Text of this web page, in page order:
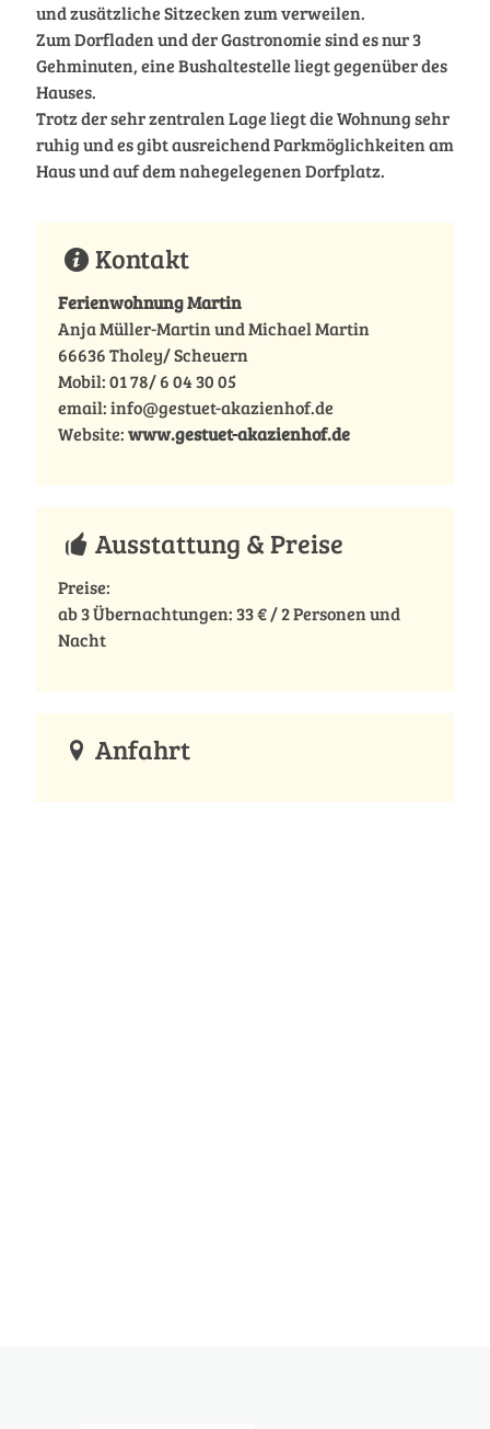
und zusätzliche Sitzecken zum verweilen.
Zum Dorfladen und der Gastronomie sind es nur 3
Gehminuten, eine Bushaltestelle liegt gegenüber des
Hauses.
Trotz der sehr zentralen Lage liegt die Wohnung sehr
ruhig und es gibt ausreichend Parkmöglichkeiten am
Haus und auf dem nahegelegenen Dorfplatz.
Kontakt
Ferienwohnung Martin
Anja Müller-Martin und Michael Martin
66636 Tholey/ Scheuern
Mobil: 01 78/ 6 04 30 05
email: info@gestuet-akazienhof.de
Website:www.gestuet-akazienhof.de
Ausstattung & Preise
Preise:
ab 3 Übernachtungen: 33 € / 2 Personen und
Nacht
Anfahrt